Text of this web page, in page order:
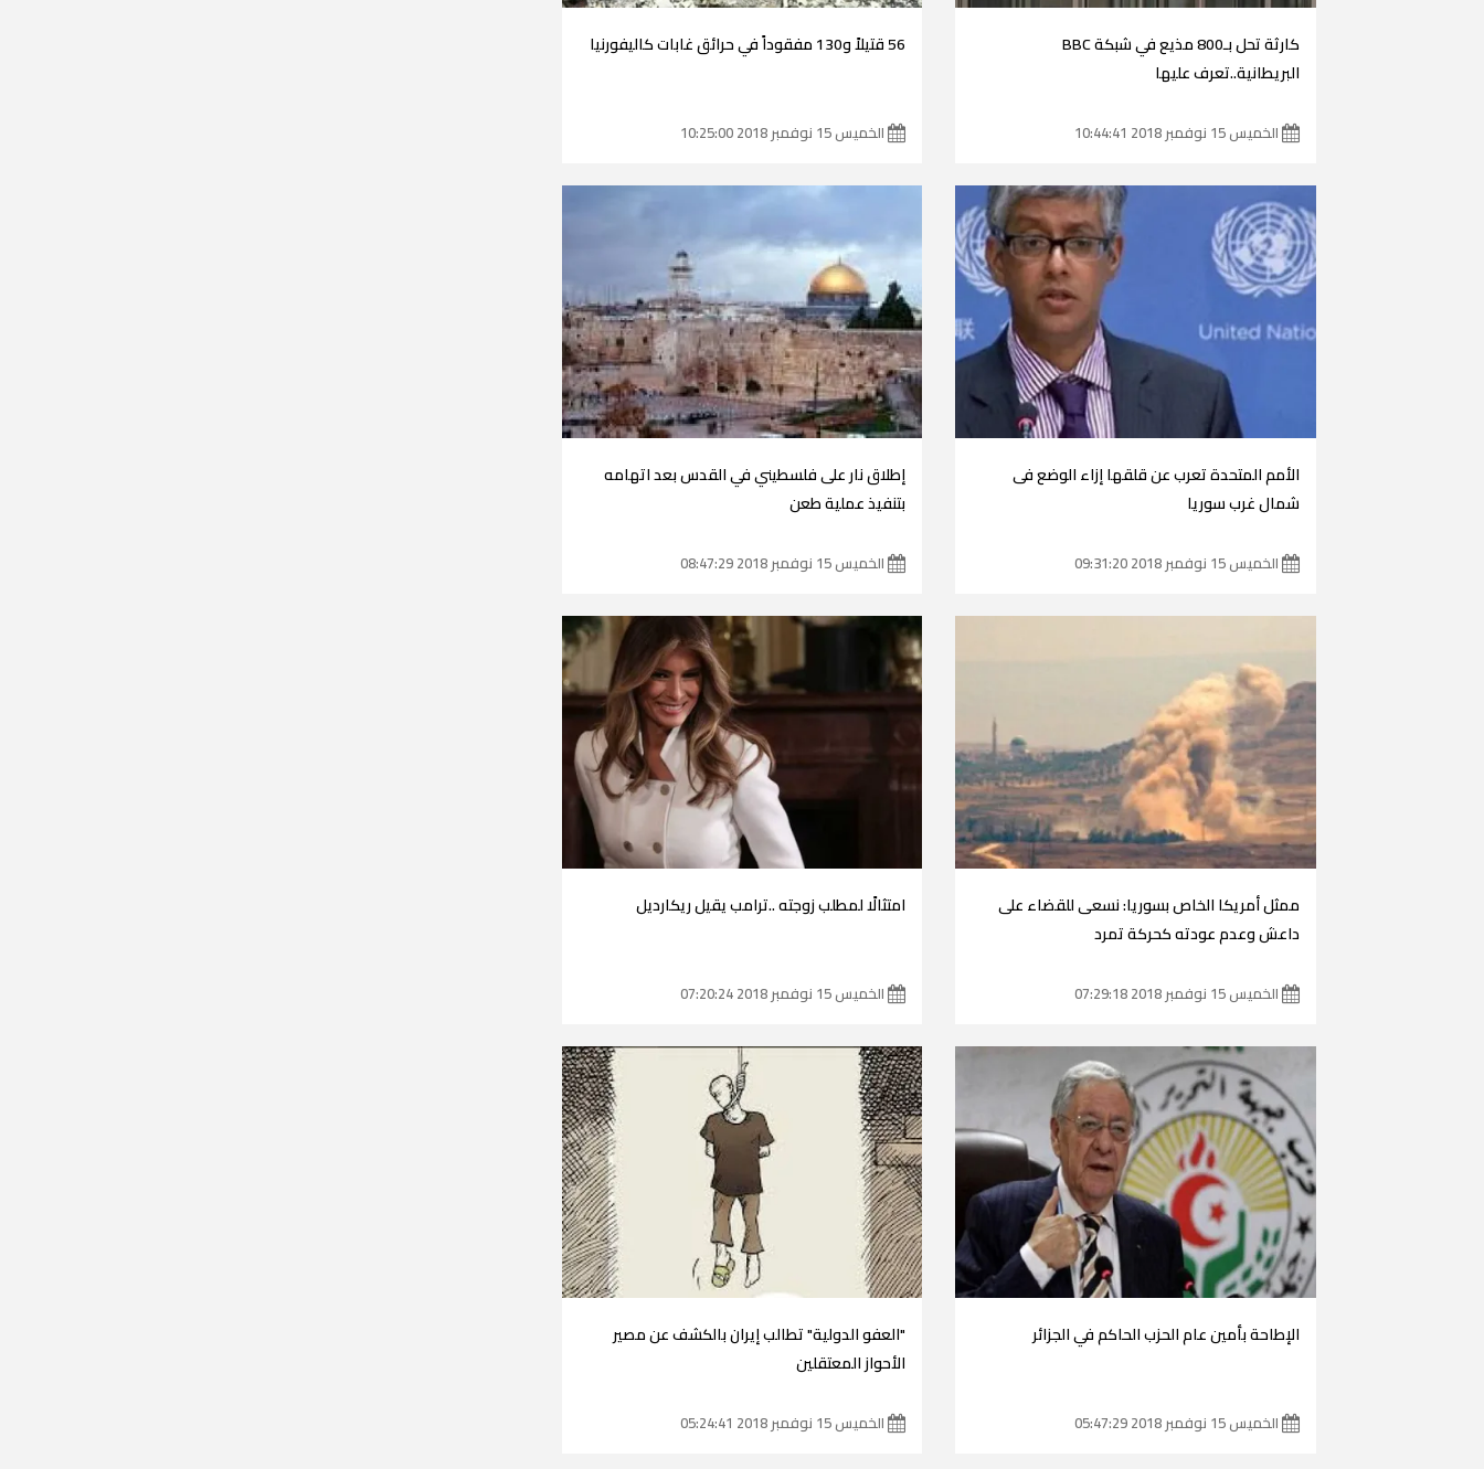
كارثة تحل بـ800 مذيع في شبكة BBC
البريطانية..تعرف عليها
الخميس 15 نوفمبر 2018 10:44:41
56 قتيلاً و130 مفقوداً في حرائق غابات كاليفورنيا
الخميس 15 نوفمبر 2018 10:25:00
الأمم المتحدة تعرب عن قلقها إزاء الوضع فى
شمال غرب سوريا
الخميس 15 نوفمبر 2018 09:31:20
إطلاق نار على فلسطيني في القدس بعد اتهامه
بتنفيذ عملية طعن
الخميس 15 نوفمبر 2018 08:47:29
ممثل أمريكا الخاص بسوريا: نسعى للقضاء على
داعش وعدم عودته كحركة تمرد
الخميس 15 نوفمبر 2018 07:29:18
امتثالًا لمطلب زوجته ..ترامب يقيل ريكارديل
الخميس 15 نوفمبر 2018 07:20:24
الإطاحة بأمين عام الحزب الحاكم في الجزائر
الخميس 15 نوفمبر 2018 05:47:29
"العفو الدولية" تطالب إيران بالكشف عن مصير
الأحواز المعتقلين
الخميس 15 نوفمبر 2018 05:24:41